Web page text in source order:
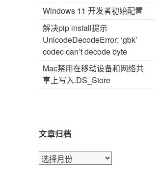
Windows 11 开发者初始配置
解决pip install提示
UnicodeDecodeError: ‘gbk’
codec can’t decode byte
Mac禁用在移动设备和网络共
享上写入.DS_Store
文章归档
文